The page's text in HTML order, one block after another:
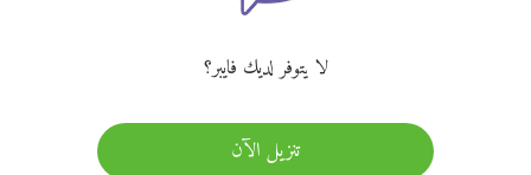
لا يتوفر لديك فايبر؟
تنزيل الآن